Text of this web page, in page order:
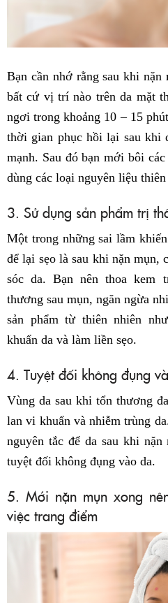
Bạn cần nhớ rằng sau khi
bất cứ vị trí nào trên da mặt
ngơi trong khoảng 10 – 15
thời gian phục hồi lại sau khi
mạnh. Sau đó bạn mới bôi
dùng các loại nguyên liệu
3. Sử dụng sản phẩm trị
Một trong những sai lầm
để lại sẹo là sau khi nặn mụn,
sóc da. Bạn nên thoa kem
thương sau mụn, ngăn ngừa
sản phẩm từ thiên nhiên
khuẩn da và làm liền sẹo.
4. Tuyệt đối không đụng
Vùng da sau khi tổn thương
lan vi khuẩn và nhiễm trùng
nguyên tắc để da sau khi
tuyệt đối không đụng vào da.
5. Mới nặn mụn xong
việc trang điểm